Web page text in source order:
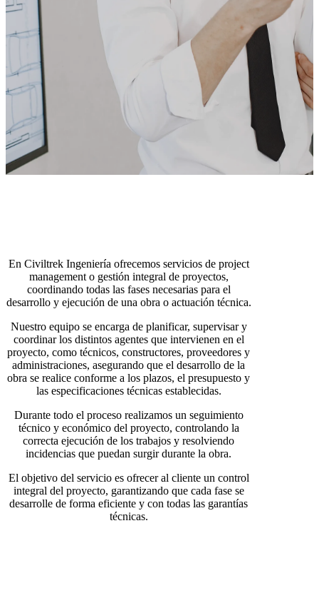
En Civiltrek Ingeniería ofrecemos servicios de project
management o gestión integral de proyectos,
coordinando todas las fases necesarias para el
desarrollo y ejecución de una obra o actuación técnica.
Nuestro equipo se encarga de planificar, supervisar y
coordinar los distintos agentes que intervienen en el
proyecto, como técnicos, constructores, proveedores y
administraciones, asegurando que el desarrollo de la
obra se realice conforme a los plazos, el presupuesto y
las especificaciones técnicas establecidas.
Durante todo el proceso realizamos un seguimiento
técnico y económico del proyecto, controlando la
correcta ejecución de los trabajos y resolviendo
incidencias que puedan surgir durante la obra.
El objetivo del servicio es ofrecer al cliente un control
integral del proyecto, garantizando que cada fase se
desarrolle de forma eficiente y con todas las garantías
técnicas.